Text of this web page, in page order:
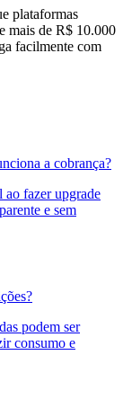
plataformas
mais de R$ 10.000
facilmente com
a cobrança?
ao fazer upgrade
e sem
podem ser
consumo e